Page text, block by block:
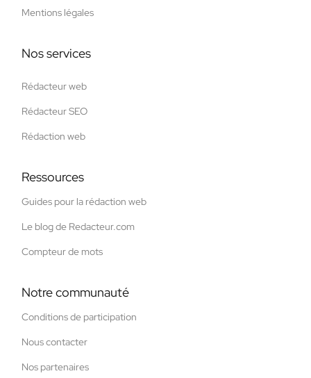
Mentions légales
Nos services
Rédacteur web
Rédacteur SEO
Rédaction web
Ressources
Guides pour la rédaction web
Le blog de Redacteur.com
Compteur de mots
Notre communauté
Conditions de participation
Nous contacter
Nos partenaires